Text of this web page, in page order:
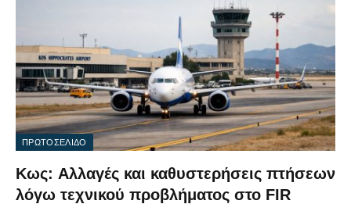
ΠΡΩΤΟΣΕΛΙΔΟ
Κως: Αλλαγές και καθυστερήσεις πτήσεων
λόγω τεχνικού προβλήματος στο FIR